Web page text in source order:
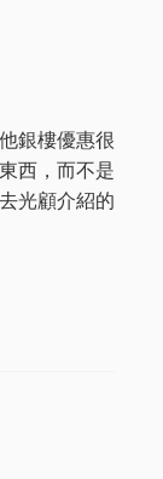
銀樓優惠很
西，而不是
光顧介紹的